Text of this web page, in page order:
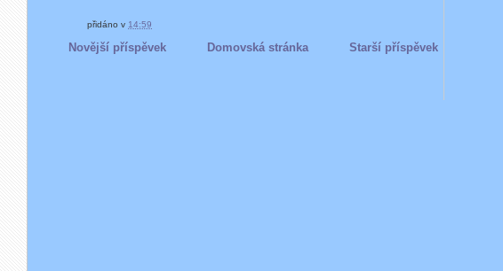
přidáno v 14:59
Novější příspěvek Starší příspěvek
Domovská stránka